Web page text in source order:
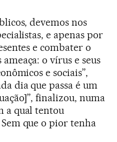
devemos nos
e apenas por
e combater o
o vírus e seus
e sociais”,
dia que passa é um
finalizou, numa
a qual tentou
que o pior tenha